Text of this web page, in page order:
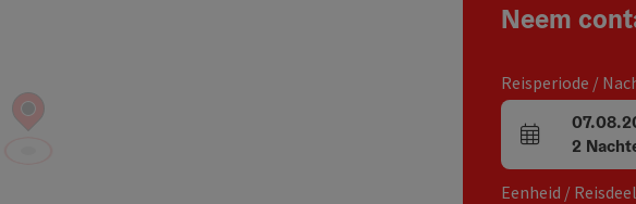
Neem
Reisperiode /
Velden voor
2
Eenheid /